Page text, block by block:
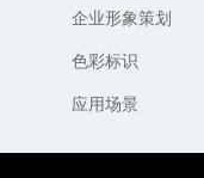
企业形象策划
色彩标识
应用场景